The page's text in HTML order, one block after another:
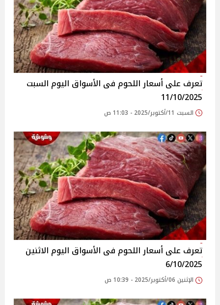
تعرف على أسعار اللحوم فى الأسواق‎‎ اليوم السبت
11/10/2025
السبت 11/أكتوبر/2025 - 11:03 ص
تعرف على أسعار اللحوم فى الأسواق‎‎ اليوم الاثنين
6/10/2025
الإثنين 06/أكتوبر/2025 - 10:39 ص